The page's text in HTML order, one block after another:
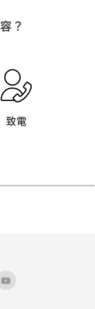
？
致電